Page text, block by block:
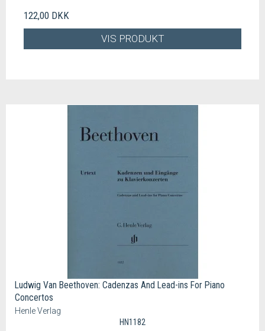
122,00 DKK
VIS PRODUKT
Ludwig Van Beethoven: Cadenzas And Lead-ins For Piano
Concertos
Henle Verlag
HN1182